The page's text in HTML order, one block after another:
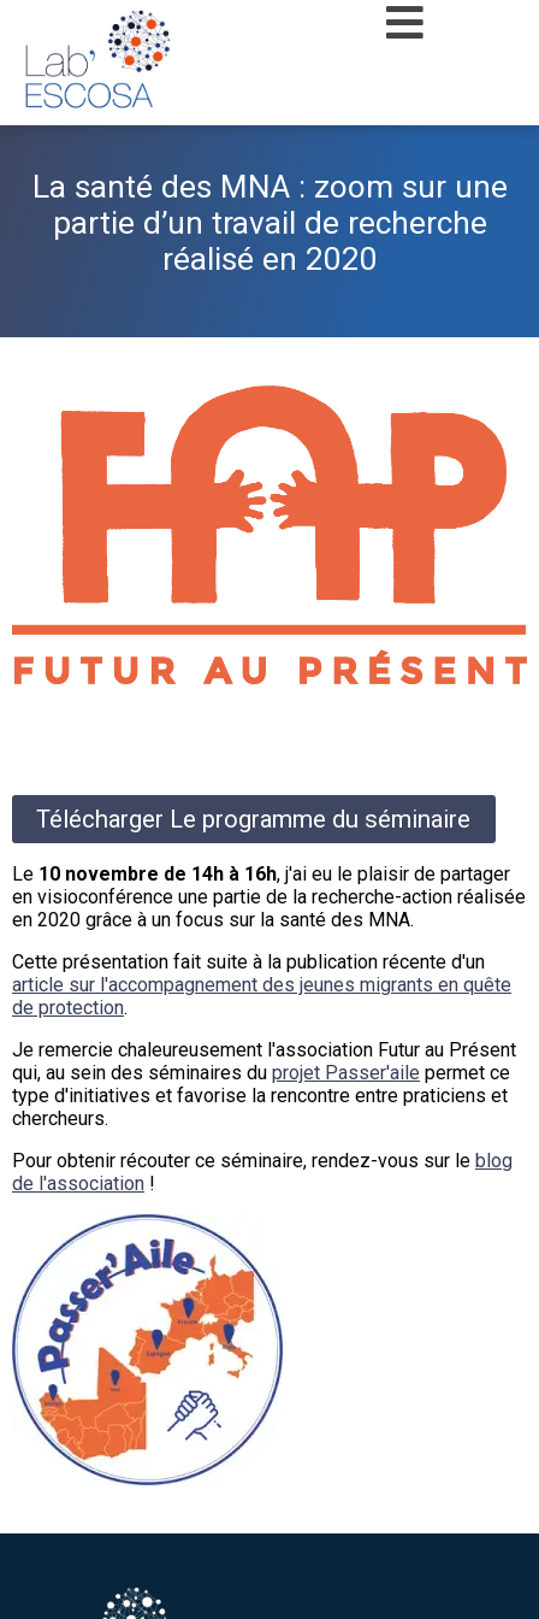
La santé des MNA : zoom sur une
partie d’un travail de recherche
réalisé en 2020
Télécharger Le programme du séminaire
Le 10 novembre de 14h à 16h, j'ai eu le plaisir de partager
en visioconférence une partie de la recherche-action réalisée
en 2020 grâce à un focus sur la santé des MNA.
Cette présentation fait suite à la publication récente d'un
article sur l'accompagnement des jeunes migrants en quête
de protection.
Je remercie chaleureusement l'association Futur au Présent
qui, au sein des séminaires du projet Passer'aile permet ce
type d'initiatives et favorise la rencontre entre praticiens et
chercheurs.
Pour obtenir récouter ce séminaire, rendez-vous sur le blog
de l'association !